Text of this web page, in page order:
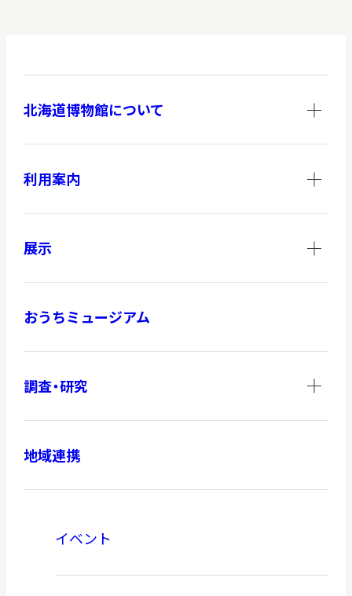
北海道博物館について
利用案内
展示
おうちミュージアム
調査・研究
地域連携
イベント